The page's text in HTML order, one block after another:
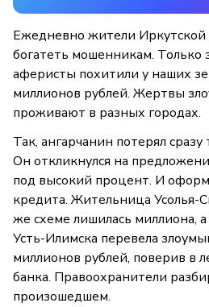
Ежедневно жители Иркутской
богатеть мошенникам. Только
аферисты похитили у наших
миллионов рублей. Жертвы
проживают в разных городах.
Так, ангарчанин потерял
Он откликнулся на
под высокий процент. И
кредита. Жительница Усолья-
же схеме лишилась миллиона,
Усть-Илимска перевела
миллионов рублей, поверив в
банка. Правоохранители
произошедшем.